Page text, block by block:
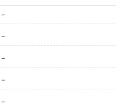
－
－
－
－
－